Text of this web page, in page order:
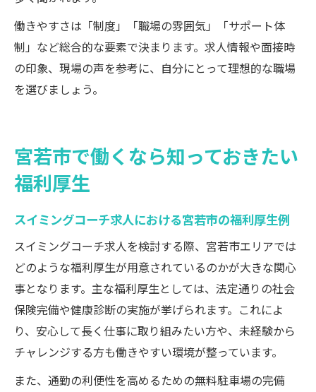
働きやすさは「制度」「職場の雰囲気」「サポート体
制」など総合的な要素で決まります。求人情報や面接時
の印象、現場の声を参考に、自分にとって理想的な職場
を選びましょう。
宮若市で働くなら知っておきたい
福利厚生
スイミングコーチ求人における宮若市の福利厚生例
スイミングコーチ求人を検討する際、宮若市エリアでは
どのような福利厚生が用意されているのかが大きな関心
事となります。主な福利厚生としては、法定通りの社会
保険完備や健康診断の実施が挙げられます。これによ
り、安心して長く仕事に取り組みたい方や、未経験から
チャレンジする方も働きやすい環境が整っています。
また、通勤の利便性を高めるための無料駐車場の完備